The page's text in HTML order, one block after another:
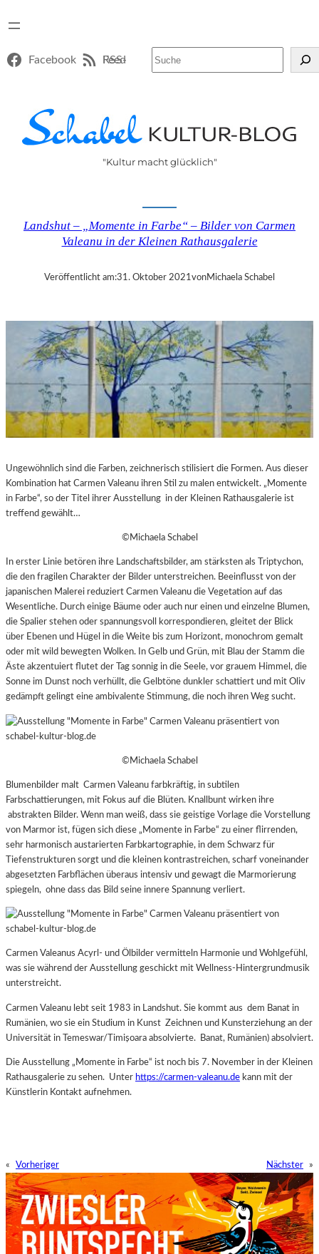
Facebook RSS-Feed
"Kultur macht glücklich"
Landshut – „Momente in Farbe“ – Bilder von Carmen
Valeanu in der Kleinen Rathausgalerie
Veröffentlicht am:31. Oktober 2021vonMichaela Schabel
Ungewöhnlich sind die Farben, zeichnerisch stilisiert die Formen. Aus dieser
Kombination hat Carmen Valeanu ihren Stil zu malen entwickelt. „Momente
in Farbe“, so der Titel ihrer Ausstellung in der Kleinen Rathausgalerie ist
treffend gewählt…
©Michaela Schabel
In erster Linie betören ihre Landschaftsbilder, am stärksten als Triptychon,
die den fragilen Charakter der Bilder unterstreichen. Beeinflusst von der
japanischen Malerei reduziert Carmen Valeanu die Vegetation auf das
Wesentliche. Durch einige Bäume oder auch nur einen und einzelne Blumen,
die Spalier stehen oder spannungsvoll korrespondieren, gleitet der Blick
über Ebenen und Hügel in die Weite bis zum Horizont, monochrom gemalt
oder mit wild bewegten Wolken. In Gelb und Grün, mit Blau der Stamm die
Äste akzentuiert flutet der Tag sonnig in die Seele, vor grauem Himmel, die
Sonne im Dunst noch verhüllt, die Gelbtöne dunkler schattiert und mit Oliv
gedämpft gelingt eine ambivalente Stimmung, die noch ihren Weg sucht.
©Michaela Schabel
Blumenbilder malt Carmen Valeanu farbkräftig, in subtilen
Farbschattierungen, mit Fokus auf die Blüten. Knallbunt wirken ihre
abstrakten Bilder. Wenn man weiß, dass sie geistige Vorlage die Vorstellung
von Marmor ist, fügen sich diese „Momente in Farbe“ zu einer flirrenden,
sehr harmonisch austarierten Farbkartographie, in dem Schwarz für
Tiefenstrukturen sorgt und die kleinen kontrastreichen, scharf voneinander
abgesetzten Farbflächen überaus intensiv und gewagt die Marmorierung
spiegeln, ohne dass das Bild seine innere Spannung verliert.
Carmen Valeanus Acyrl- und Ölbilder vermitteln Harmonie und Wohlgefühl,
was sie während der Ausstellung geschickt mit Wellness-Hintergrundmusik
unterstreicht.
Carmen Valeanu lebt seit 1983 in Landshut. Sie kommt aus dem Banat in
Rumänien, wo sie ein Studium in Kunst Zeichnen und Kunsterziehung an der
Universität in Temeswar/Timișoara absolvierte. Banat, Rumänien) absolviert.
Die Ausstellung „Momente in Farbe“ ist noch bis 7. November in der Kleinen
Rathausgalerie zu sehen. Unter https://carmen-valeanu.de kann mit der
Künstlerin Kontakt aufnehmen.
« Vorheriger Nächster »